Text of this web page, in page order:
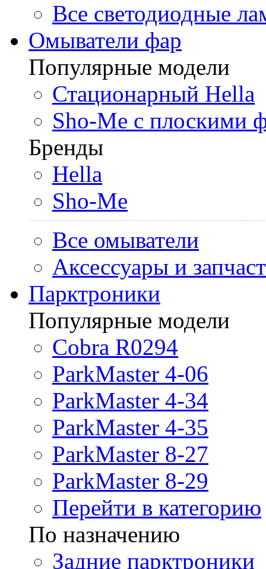
Все светодиодные
Омыватели фар
Популярные модели
Стационарный Hella
Sho-Me с плоскими
Бренды
Hella
Sho-Me
Все омыватели
Аксессуары и
Парктроники
Популярные модели
Cobra R0294
ParkMaster 4-06
ParkMaster 4-34
ParkMaster 4-35
ParkMaster 8-27
ParkMaster 8-29
Перейти в категорию
По назначению
Задние парктроники